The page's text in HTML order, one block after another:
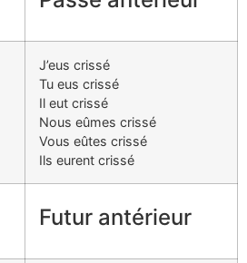
J’eus crissé
Tu eus crissé
Il eut crissé
Nous eûmes crissé
Vous eûtes crissé
Ils eurent crissé
Futur antérieur